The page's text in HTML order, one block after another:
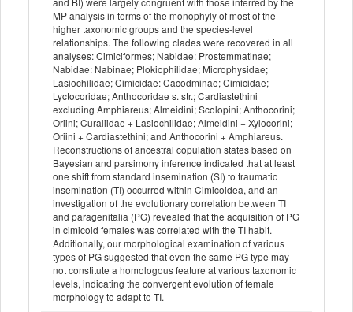
MP analysis in terms of the monophyly of most of the
higher taxonomic groups and the species-level
relationships. The following clades were recovered in all
analyses: Cimiciformes; Nabidae: Prostemmatinae;
Nabidae: Nabinae; Plokiophilidae; Microphysidae;
Lasiochilidae; Cimicidae: Cacodminae; Cimicidae;
Lyctocoridae; Anthocoridae s. str.; Cardiastethini
excluding Amphiareus; Almeidini; Scolopini; Anthocorini;
Oriini; Curaliidae + Lasiochilidae; Almeidini + Xylocorini;
Oriini + Cardiastethini; and Anthocorini + Amphiareus.
Reconstructions of ancestral copulation states based on
Bayesian and parsimony inference indicated that at least
one shift from standard insemination (SI) to traumatic
insemination (TI) occurred within Cimicoidea, and an
investigation of the evolutionary correlation between TI
and paragenitalia (PG) revealed that the acquisition of PG
in cimicoid females was correlated with the TI habit.
Additionally, our morphological examination of various
types of PG suggested that even the same PG type may
not constitute a homologous feature at various taxonomic
levels, indicating the convergent evolution of female
morphology to adapt to TI.